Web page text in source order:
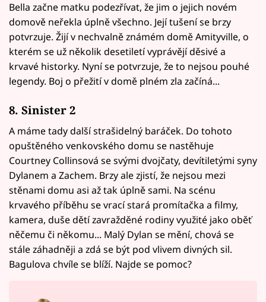
Bella začne matku podezřívat, že jim o jejich novém
domově neřekla úplně všechno. Její tušení se brzy
potvrzuje. Žijí v nechvalně známém domě Amityville, o
kterém se už několik desetiletí vyprávějí děsivé a
krvavé historky. Nyní se potvrzuje, že to nejsou pouhé
legendy. Boj o přežití v domě plném zla začíná...
8. Sinister 2
A máme tady další strašidelný baráček. Do tohoto
opuštěného venkovského domu se nastěhuje
Courtney Collinsová se svými dvojčaty, devítiletými syny
Dylanem a Zachem. Brzy ale zjistí, že nejsou mezi
stěnami domu asi až tak úplně sami. Na scénu
krvavého příběhu se vrací stará promítačka a filmy,
kamera, duše dětí zavražděné rodiny využité jako oběť
něčemu či někomu... Malý Dylan se mění, chová se
stále záhadněji a zdá se být pod vlivem divných sil.
Bagulova chvíle se blíží. Najde se pomoc?